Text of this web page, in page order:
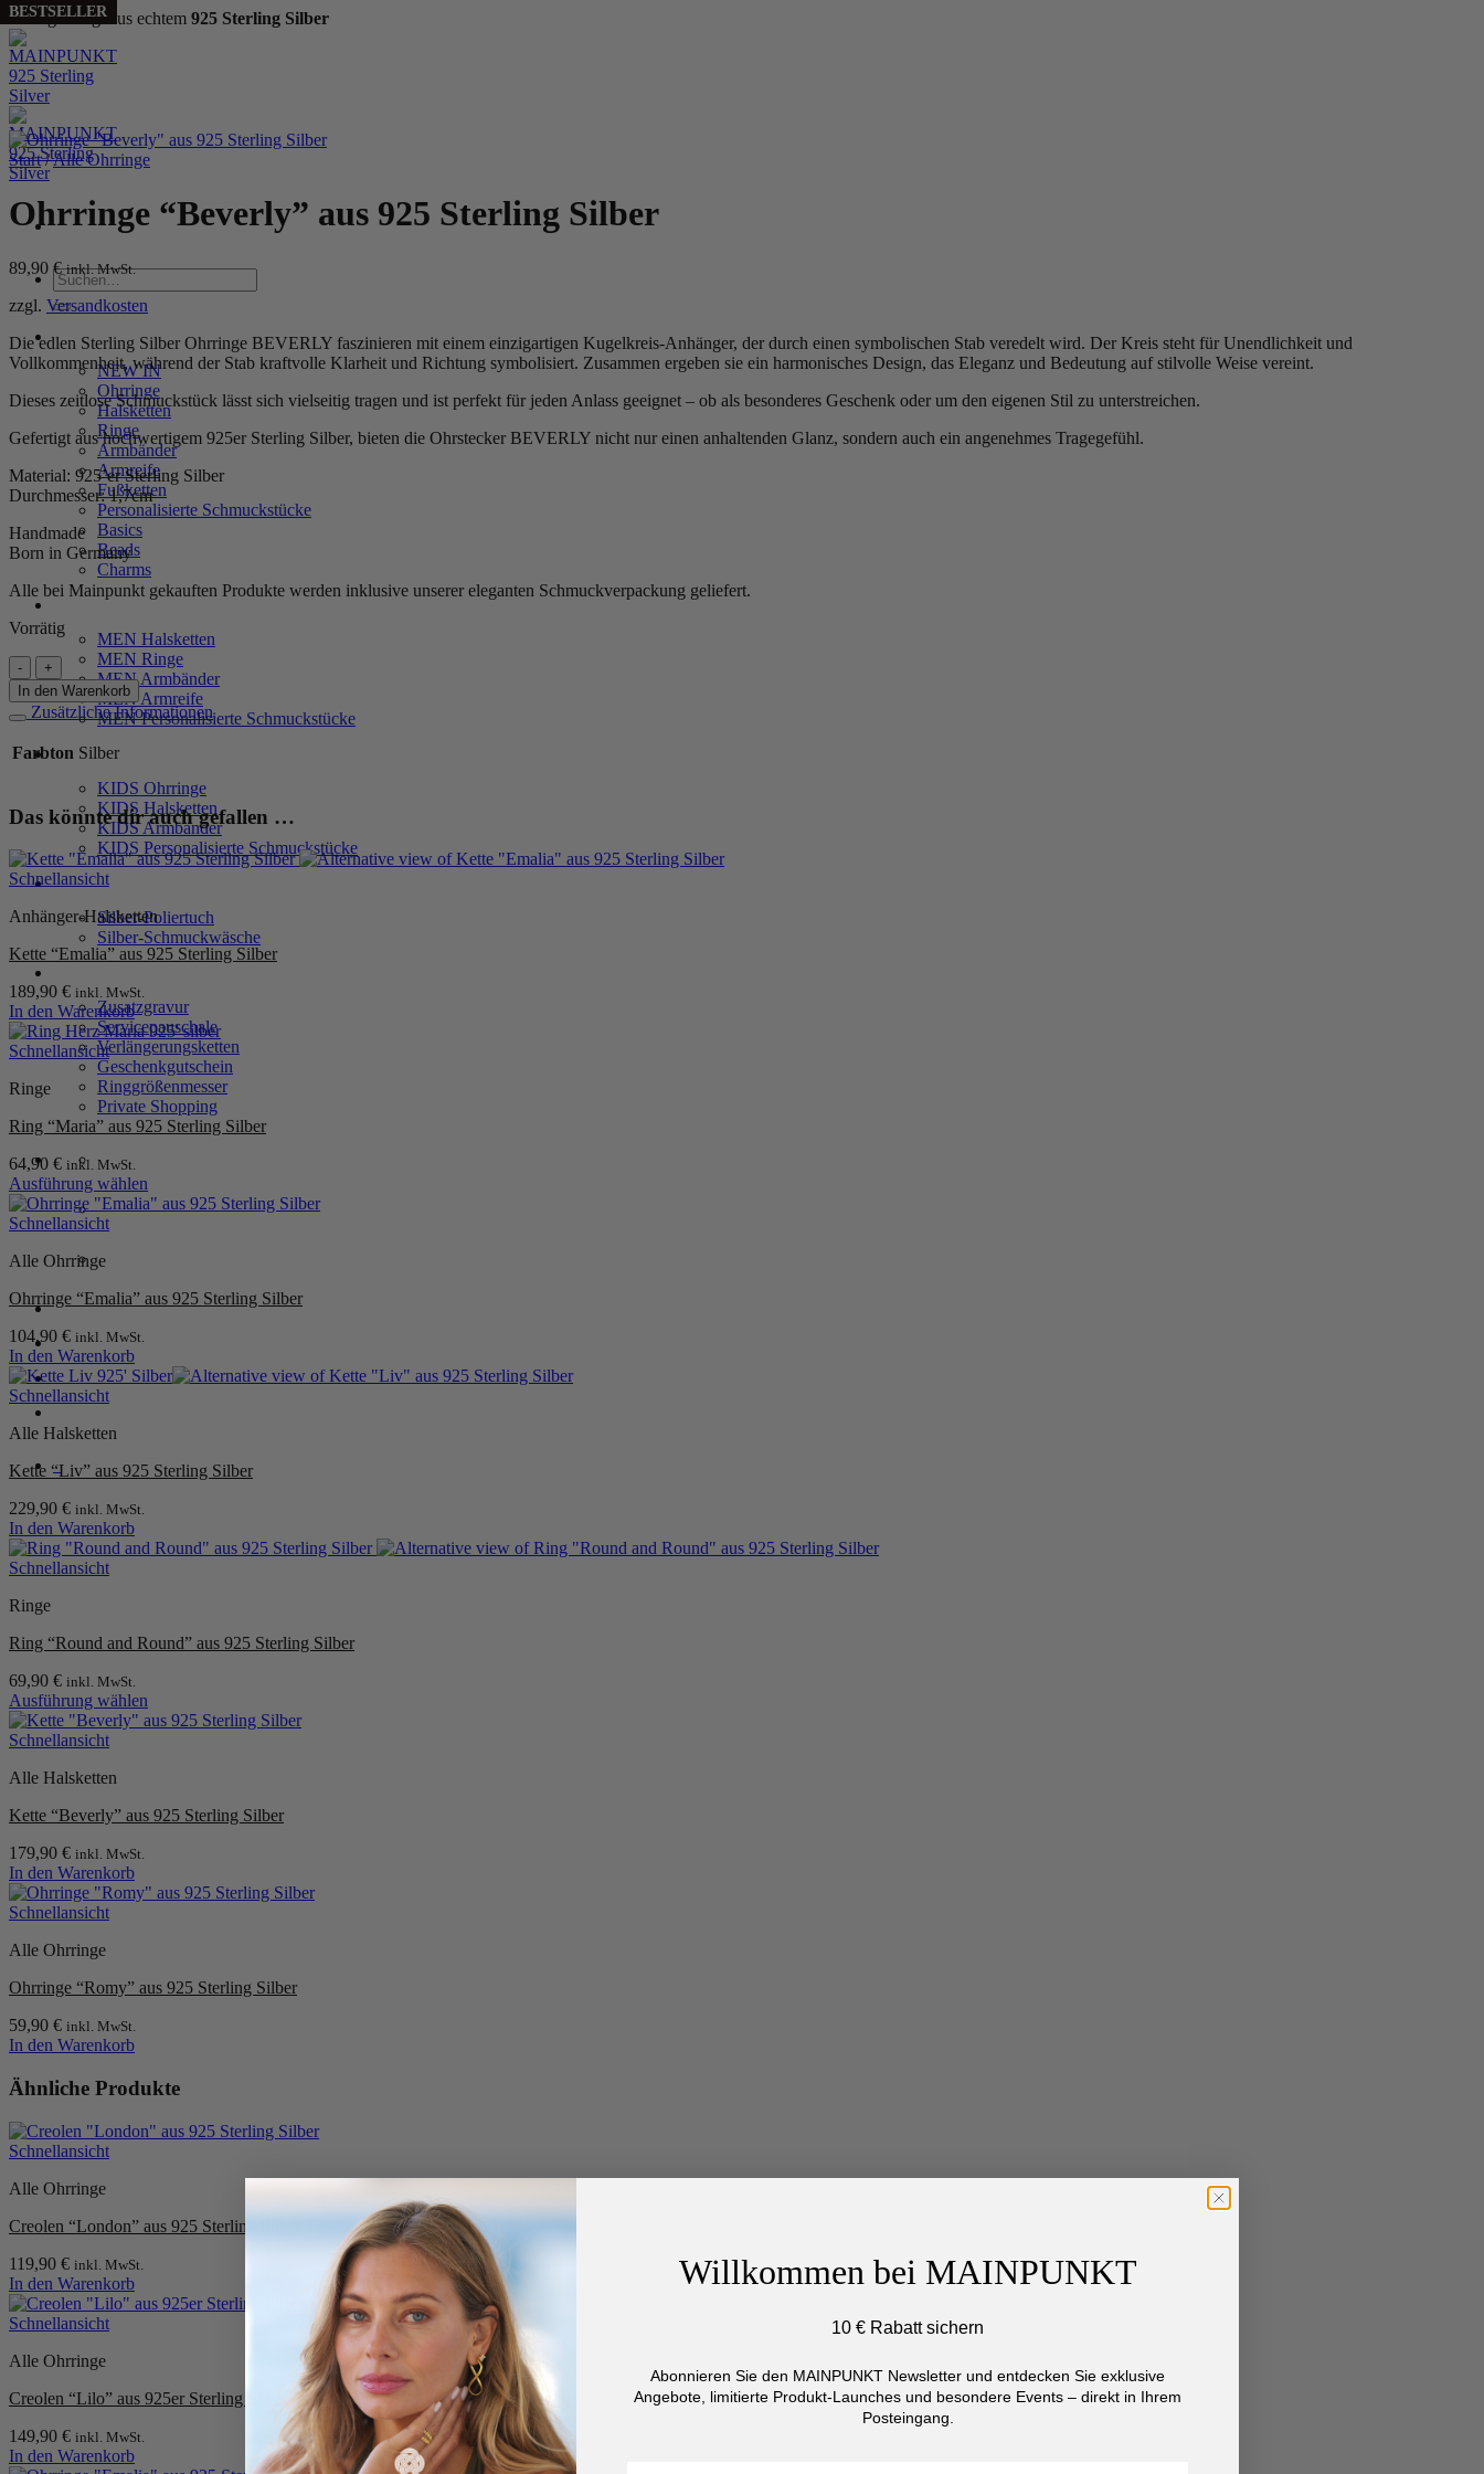
Handgefertigt aus echtem 925 Sterling Silber
Zum
Inhalt
springen
Suchen
nach:
WOMEN
NEW IN
Ohrringe
Halsketten
Ringe
Armbänder
Armreife
Fußketten
Personalisierte Schmuckstücke
Basics
Beads
Charms
MEN Halsketten
MEN Ringe
MEN Armbänder
MEN Armreife
MEN Personalisierte Schmuckstücke
KIDS
KIDS Ohrringe
KIDS Halsketten
KIDS Armbänder
KIDS Personalisierte Schmuckstücke
PRODUKTPFLEGE
Silber-Poliertuch
Silber-Schmuckwäsche
Zusatzgravur
Servicepauschale
Verlängerungsketten
Geschenkgutschein
Ringgrößenmesser
Private Shopping
Anmelden / Registrieren
Warenkorb /0,00€ 0
0
Start /Alle Ohrringe
Ohrringe “Beverly” aus 925 Sterling Silber
89,90 € inkl. MwSt.
zzgl. Versandkosten
Die edlen Sterling Silber Ohrringe BEVERLY faszinieren mit einem einzigartigen Kugelkreis-Anhänger, der durch einen symbolischen Stab veredelt wird. Der Kreis steht für Unendlichkeit und
Vollkommenheit, während der Stab kraftvolle Klarheit und Richtung symbolisiert. Zusammen ergeben sie ein harmonisches Design, das Eleganz und Bedeutung auf stilvolle Weise vereint.
Dieses zeitlose Schmuckstück lässt sich vielseitig tragen und ist perfekt für jeden Anlass geeignet – ob als besonderes Geschenk oder um den eigenen Stil zu unterstreichen.
Gefertigt aus hochwertigem 925er Sterling Silber, bieten die Ohrstecker BEVERLY nicht nur einen anhaltenden Glanz, sondern auch ein angenehmes Tragegefühl.
Material: 925’er Sterling Silber
Durchmesser: 1,7cm
Handmade
Born in Germany
Alle bei Mainpunkt gekauften Produkte werden inklusive unserer eleganten Schmuckverpackung geliefert.
Vorrätig
Ohrringe
"Beverly"
aus
925
Sterling
Silber
Menge
In den Warenkorb
Zusätzliche Informationen
Farbton Silber
Das könnte dir auch gefallen …
Schnellansicht
Anhänger-Halsketten
Kette “Emalia” aus 925 Sterling Silber
189,90 € inkl. MwSt.
In den Warenkorb
Schnellansicht
Ringe
Ring “Maria” aus 925 Sterling Silber
64,90 € inkl. MwSt.
Ausführung wählen
Dieses
Produkt
mehrere
auf.
Optionen
können
auf
der
Produktseite
gewählt
werden
Schnellansicht
Alle Ohrringe
Ohrringe “Emalia” aus 925 Sterling Silber
104,90 € inkl. MwSt.
In den Warenkorb
Schnellansicht
Alle Halsketten
Kette “Liv” aus 925 Sterling Silber
229,90 € inkl. MwSt.
In den Warenkorb
Schnellansicht
Ringe
Ring “Round and Round” aus 925 Sterling Silber
69,90 € inkl. MwSt.
Ausführung wählen
Dieses
Produkt
mehrere
auf.
Optionen
können
auf
der
gewählt
werden
Schnellansicht
Alle Halsketten
Kette “Beverly” aus 925 Sterling Silber
179,90 € inkl. MwSt.
In den Warenkorb
Schnellansicht
Alle Ohrringe
Ohrringe “Romy” aus 925 Sterling Silber
59,90 € inkl. MwSt.
In den Warenkorb
Ähnliche Produkte
Schnellansicht
Alle Ohrringe
Creolen “London” aus 925 Sterling Silber
119,90 € inkl. MwSt.
In den Warenkorb
Schnellansicht
Alle Ohrringe
Creolen “Lilo” aus 925er Sterling Silber, goldplattiert
149,90 € inkl. MwSt.
In den Warenkorb
NEW
BESTSELLER
Willkommen bei MAINPUNKT
10 € Rabatt sichern
Abonnieren Sie den MAINPUNKT Newsletter und entdecken Sie exklusive
Angebote, limitierte Produkt-Launches und besondere Events – direkt in Ihrem
Posteingang.